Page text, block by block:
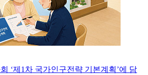
‘제1차 국가인구전략 기본계획’에 담